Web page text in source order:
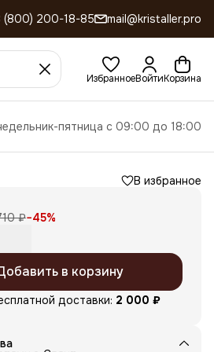
(800) 200-18-85 mail@kristaller.pro
ИзбранноеВойтиКорзина
пятница с 09:00 до 18:00
В избранное
₽−45%
в корзину
доставки: 2 000 ₽